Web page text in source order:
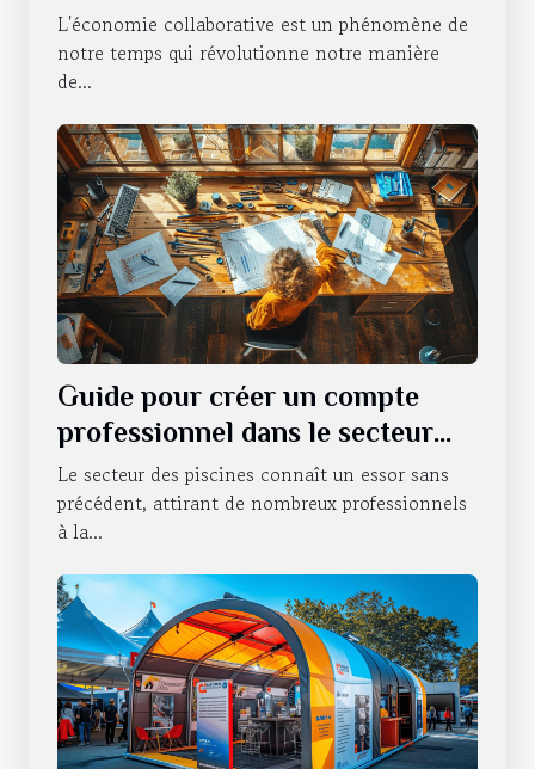
pourquoi
L'économie collaborative est un phénomène de
notre temps qui révolutionne notre manière
de...
Guide pour créer un compte
professionnel dans le secteur
des piscines
Le secteur des piscines connaît un essor sans
précédent, attirant de nombreux professionnels
à la...